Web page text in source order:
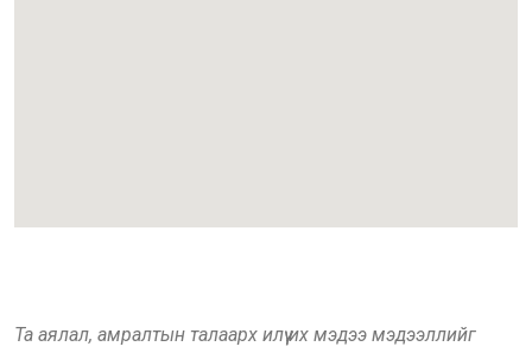
Та аялал, амралтын талаарх илүү их мэдээ мэдээллийг